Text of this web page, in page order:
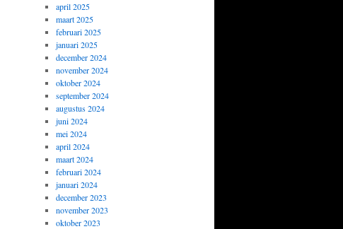
april 2025
maart 2025
februari 2025
januari 2025
december 2024
november 2024
oktober 2024
september 2024
augustus 2024
juni 2024
mei 2024
april 2024
maart 2024
februari 2024
januari 2024
december 2023
november 2023
oktober 2023